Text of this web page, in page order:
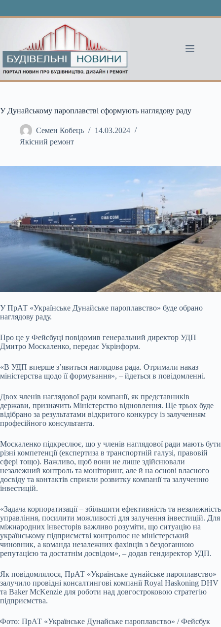
У Дунайському пароплавстві сформують наглядову раду
Семен Кобець
14.03.2024
Якісний ремонт
У ПрАТ «Українське Дунайське пароплавство» буде обрано
наглядову раду.
Про це у Фейсбуці повідомив генеральний директор УДП
Дмитро Москаленко, передає Укрінформ.
«В УДП вперше з’явиться наглядова рада. Отримали наказ
міністерства щодо її формування», – йдеться в повідомленні.
Двох членів наглядової ради компанії, як представників
держави, призначить Міністерство відновлення. Ще трьох буде
відібрано за результатами відкритого конкурсу із залученням
професійного консультанта.
Москаленко підкреслює, що у членів наглядової ради мають бути
різні компетенції (експертиза в транспортній галузі, правовій
сфері тощо). Важливо, щоб вони не лише здійснювали
незалежний контроль та моніторинг, але й на основі власного
досвіду та контактів сприяли розвитку компанії та залученню
інвестицій.
«Задача корпоратизації – збільшити ефективність та незалежність
управління, посилити можливості для залучення інвестицій. Для
міжнародних інвесторів важливо розуміти, що ситуацію на
українському підприємстві контролює не міністерський
чиновник, а команда незалежних фахівців з бездоганною
репутацією та достатнім досвідом», – додав гендиректор УДП.
Як повідомлялося, ПрАТ «Українське дунайське пароплавство»
залучило провідні консалтингові компанії Royal Haskoning DHV
та Baker McKenzie для роботи над довгостроковою стратегію
підприємства.
Фото: ПрАТ «Українське Дунайське пароплавство» / Фейсбук